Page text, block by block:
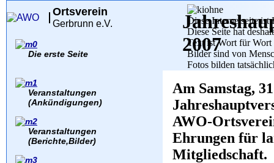
Ortsverein
Gerbrunn e.V.
Die erste Seite
Veranstaltungen
(Ankündigungen)
Veranstaltungen
(Berichte,Bilder)
2007
Diese Internetseite
Diese Seite hat
Text ist Wort für Wort
Bilder sind von
Fotos bilden
Am Samstag,
AWO-
Ehrungen für
Mitgliedschaft.